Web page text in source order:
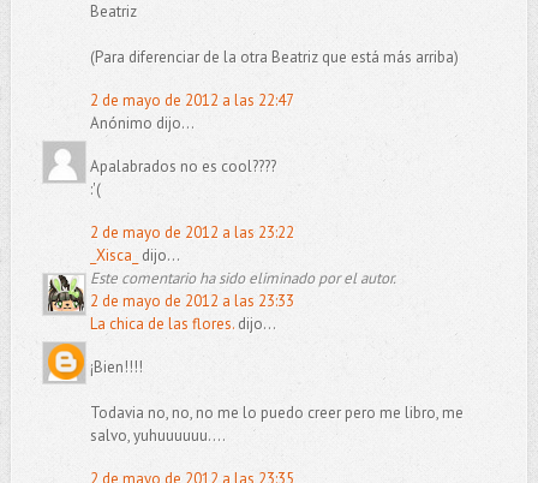
Beatriz
(Para diferenciar de la otra Beatriz que está más arriba)
2 de mayo de 2012 a las 22:47
Anónimo dijo...
Apalabrados no es cool????
:'(
2 de mayo de 2012 a las 23:22
_Xisca_ dijo...
Este comentario ha sido eliminado por el autor.
2 de mayo de 2012 a las 23:33
La chica de las flores.dijo...
¡Bien!!!!
Todavia no, no, no me lo puedo creer pero me libro, me
salvo, yuhuuuuuu....
2 de mayo de 2012 a las 23:35